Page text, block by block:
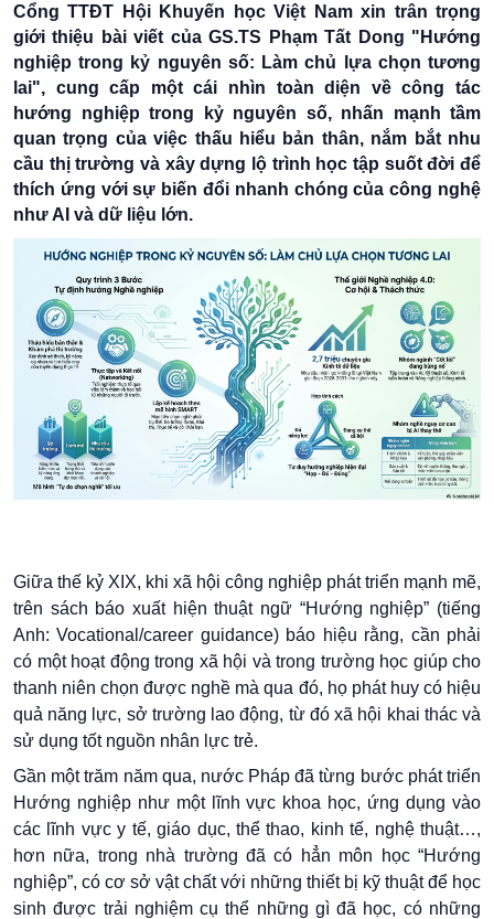
Cổng TTĐT Hội Khuyến học Việt Nam xin trân trọng
giới thiệu bài viết của GS.TS Phạm Tất Dong "Hướng
nghiệp trong kỷ nguyên số: Làm chủ lựa chọn tương
lai", cung cấp một cái nhìn toàn diện về công tác
hướng nghiệp trong kỷ nguyên số, nhấn mạnh tầm
quan trọng của việc thấu hiểu bản thân, nắm bắt nhu
cầu thị trường và xây dựng lộ trình học tập suốt đời để
thích ứng với sự biến đổi nhanh chóng của công nghệ
như AI và dữ liệu lớn.
Giữa thế kỷ XIX, khi xã hội công nghiệp phát triển mạnh mẽ,
trên sách báo xuất hiện thuật ngữ “Hướng nghiệp” (tiếng
Anh: Vocational/career guidance) báo hiệu rằng, cần phải
có một hoạt động trong xã hội và trong trường học giúp cho
thanh niên chọn được nghề mà qua đó, họ phát huy có hiệu
quả năng lực, sở trường lao động, từ đó xã hội khai thác và
sử dụng tốt nguồn nhân lực trẻ.
Gần một trăm năm qua, nước Pháp đã từng bước phát triển
Hướng nghiệp như một lĩnh vực khoa học, ứng dụng vào
các lĩnh vực y tế, giáo dục, thể thao, kinh tế, nghệ thuật…,
hơn nữa, trong nhà trường đã có hẳn môn học “Hướng
nghiệp”, có cơ sở vật chất với những thiết bị kỹ thuật để học
sinh được trải nghiệm cụ thể những gì đã học, có những